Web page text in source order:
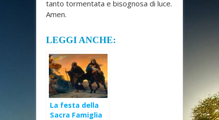
tanto tormentata e bisognosa di luce.
Amen.
LEGGI ANCHE:
La festa della
Sacra Famiglia